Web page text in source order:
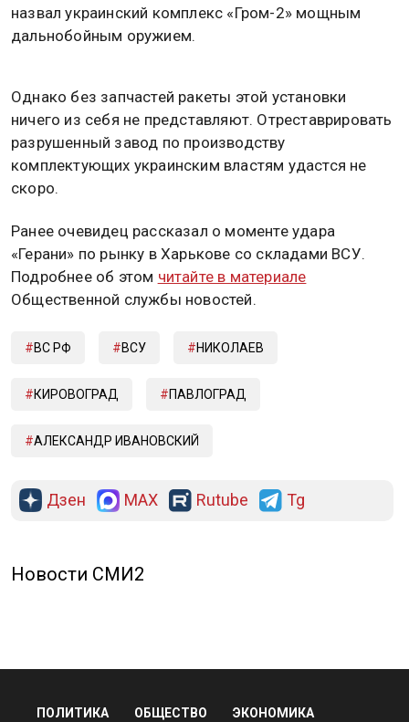
назвал украинский комплекс «Гром-2» мощным
дальнобойным оружием.
Однако без запчастей ракеты этой установки
ничего из себя не представляют. Отреставрировать
разрушенный завод по производству
комплектующих украинским властям удастся не
скоро.
Ранее очевидец рассказал о моменте удара
«Герани» по рынку в Харькове со складами ВСУ.
Подробнее об этом читайте в материале
Общественной службы новостей.
ВС РФ ВСУ НИКОЛАЕВ
КИРОВОГРАД ПАВЛОГРАД
АЛЕКСАНДР ИВАНОВСКИЙ
Дзен MAX Rutube Tg
Новости СМИ2
ПОЛИТИКА ОБЩЕСТВО ЭКОНОМИКА